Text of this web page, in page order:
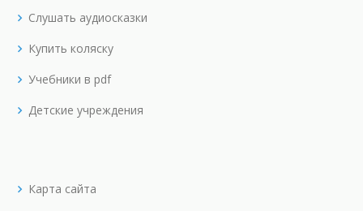
Слушать аудиосказки
Купить коляску
Учебники в pdf
Детские учреждения
Карта сайта